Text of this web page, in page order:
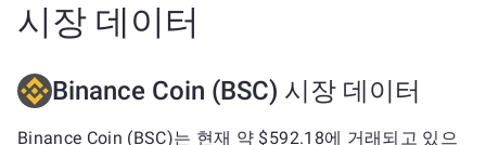
시장 데이터
Binance Coin (BSC) 시장 데이터
Binance Coin (BSC)는 현재 약 $592.18에 거래되고 있으